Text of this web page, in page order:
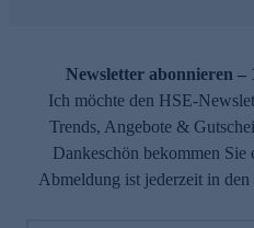
Newsletter abonnieren –
Ich möchte den HSE-
Trends, Angebote &
Dankeschön bekommen
Abmeldung ist jederzeit in